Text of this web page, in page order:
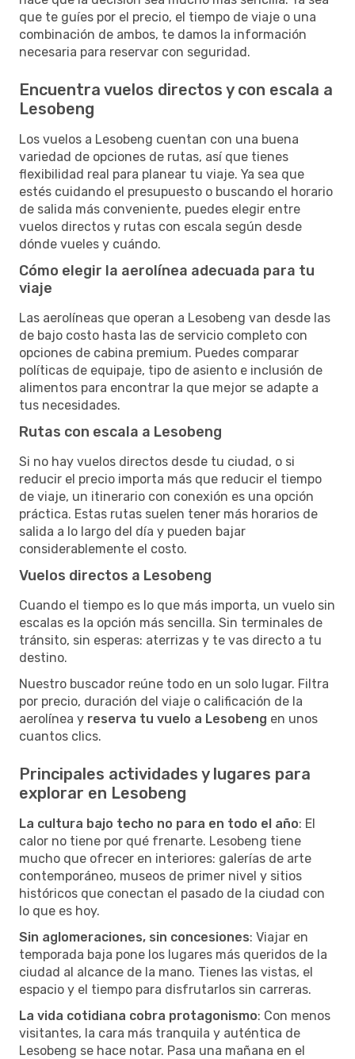
que te guíes por el precio, el tiempo de viaje o una
combinación de ambos, te damos la información
necesaria para reservar con seguridad.
Encuentra vuelos directos y con escala a
Lesobeng
Los vuelos a Lesobeng cuentan con una buena
variedad de opciones de rutas, así que tienes
flexibilidad real para planear tu viaje. Ya sea que
estés cuidando el presupuesto o buscando el horario
de salida más conveniente, puedes elegir entre
vuelos directos y rutas con escala según desde
dónde vueles y cuándo.
Cómo elegir la aerolínea adecuada para tu
viaje
Las aerolíneas que operan a Lesobeng van desde las
de bajo costo hasta las de servicio completo con
opciones de cabina premium. Puedes comparar
políticas de equipaje, tipo de asiento e inclusión de
alimentos para encontrar la que mejor se adapte a
tus necesidades.
Rutas con escala a Lesobeng
Si no hay vuelos directos desde tu ciudad, o si
reducir el precio importa más que reducir el tiempo
de viaje, un itinerario con conexión es una opción
práctica. Estas rutas suelen tener más horarios de
salida a lo largo del día y pueden bajar
considerablemente el costo.
Vuelos directos a Lesobeng
Cuando el tiempo es lo que más importa, un vuelo sin
escalas es la opción más sencilla. Sin terminales de
tránsito, sin esperas: aterrizas y te vas directo a tu
destino.
Nuestro buscador reúne todo en un solo lugar. Filtra
por precio, duración del viaje o calificación de la
aerolínea y reserva tu vuelo a Lesobeng en unos
cuantos clics.
Principales actividades y lugares para
explorar en Lesobeng
La cultura bajo techo no para en todo el año: El
calor no tiene por qué frenarte. Lesobeng tiene
mucho que ofrecer en interiores: galerías de arte
contemporáneo, museos de primer nivel y sitios
históricos que conectan el pasado de la ciudad con
lo que es hoy.
Sin aglomeraciones, sin concesiones: Viajar en
temporada baja pone los lugares más queridos de la
ciudad al alcance de la mano. Tienes las vistas, el
espacio y el tiempo para disfrutarlos sin carreras.
La vida cotidiana cobra protagonismo: Con menos
visitantes, la cara más tranquila y auténtica de
Lesobeng se hace notar. Pasa una mañana en el